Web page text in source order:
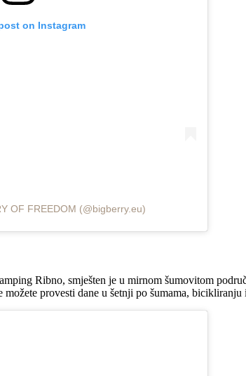
on Instagram
OF FREEDOM (@bigberry.eu)
Ribno, smješten je u mirnom šumovitom
provesti dane u šetnji po šumama,